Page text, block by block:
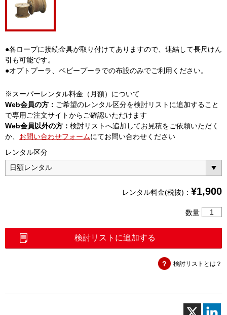
●各ロープに接続金具が取り付けてありますので、連結して長尺けん
引も可能です。
●オプトプーラ、ベビープーラでの布設のみでご利用ください。
※スーパーレンタル料金（月額）について
Web会員の方： ご希望のレンタル区分を検討リストに追加すること
で専用ご注文サイトからご確認いただけます
Web会員以外の方： 検討リストへ追加してお見積をご依頼いただく
か、 お問い合わせフォームにてお問い合わせください
レンタル区分
レンタル料金(税抜)： ¥1,900
数量
8mm
ー
個
検討リストに追加する
検討リストとは？